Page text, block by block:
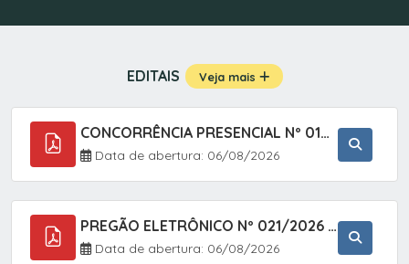
EDITAIS Veja mais
CONCORRÊNCIA PRESENCIAL Nº 019/2025 - PAVIMENTAÇÃO ASFÁLTICA EM TRECHO DA RUA 2 NO BAIRRO VILA SOARES NO MUNICÍPIO DE SETE BARRAS/SP.
Data de abertura: 06/08/2026
PREGÃO ELETRÔNICO Nº 021/2026 - AQUISIÇÃO DE CONTENTORES E CARRINHOS, DESTINADOS A COLETIVA E MANEJO DE RESÍDUOS SÓLIDOS, ATRAVÉS DO SISTEMA DE REGISTRO DE PREÇOS (SRP)
Data de abertura: 06/08/2026